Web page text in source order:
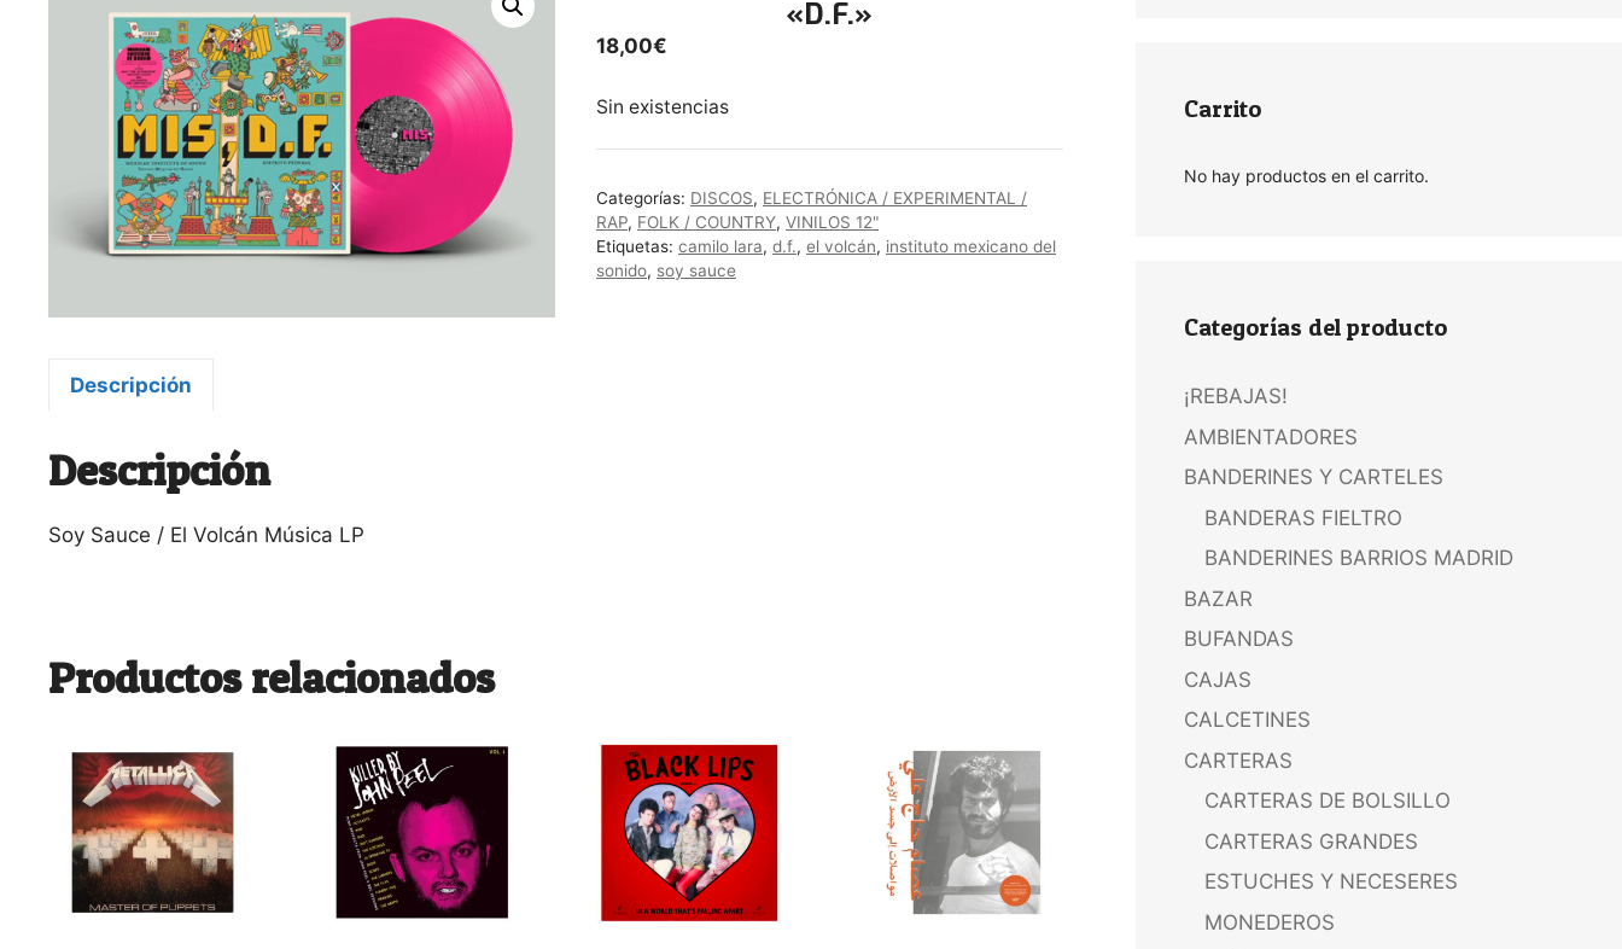
«D.F.»
18,00€
Sin existencias
Categorías: DISCOS, ELECTRÓNICA / EXPERIMENTAL /
RAP, FOLK / COUNTRY,VINILOS 12"
Etiquetas:camilo lara,d.f.,el volcán, instituto mexicano del
sonido, soy sauce
Descripción
Descripción
Soy Sauce / El Volcán Música LP
Productos relacionados
Carrito
No hay productos en el carrito.
Categorías del producto
¡REBAJAS!
AMBIENTADORES
BANDERINES Y CARTELES
BANDERAS FIELTRO
BANDERINES BARRIOS MADRID
BAZAR
BUFANDAS
CAJAS
CALCETINES
CARTERAS
CARTERAS DE BOLSILLO
CARTERAS GRANDES
ESTUCHES Y NECESERES
MONEDEROS